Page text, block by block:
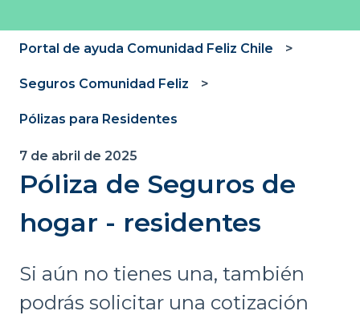
Portal de ayuda Comunidad Feliz Chile
Seguros Comunidad Feliz
Pólizas para Residentes
7 de abril de 2025
Póliza de Seguros de
hogar - residentes
Si aún no tienes una, también
podrás solicitar una cotización